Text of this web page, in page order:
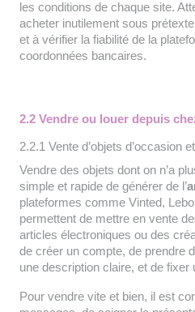
les conditions de chaque site.
acheter inutilement sous
et à vérifier la fiabilité de la
coordonnées bancaires.
2.2 Vendre ou louer depuis
2.2.1 Vente d’objets d’occasion
Vendre des objets dont on n’a
simple et rapide de générer de l’
plateformes comme Vinted,
permettent de mettre en vente
articles électroniques ou des
de créer un compte, de prendre
une description claire, et de fixer
Pour vendre vite et bien, il est